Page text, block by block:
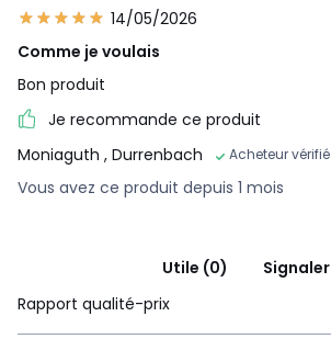
14/05/2026
Comme je voulais
Bon produit
Je recommande ce produit
Moniaguth , Durrenbach Acheteur vérifié
Vous avez ce produit depuis 1 mois
Utile (0)
Signaler
Rapport qualité-prix